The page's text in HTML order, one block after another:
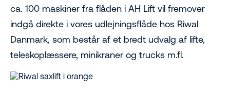
ca. 100 maskiner fra flåden i AH Lift vil fremover
indgå direkte i vores udlejningsflåde hos Riwal
Danmark, som består af et bredt udvalg af lifte,
teleskoplæssere, minikraner og trucks m.fl.